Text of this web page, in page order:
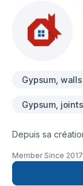
Gypsum,
Gypsum,
Depuis sa
Bas St-
et
Member Since 2017